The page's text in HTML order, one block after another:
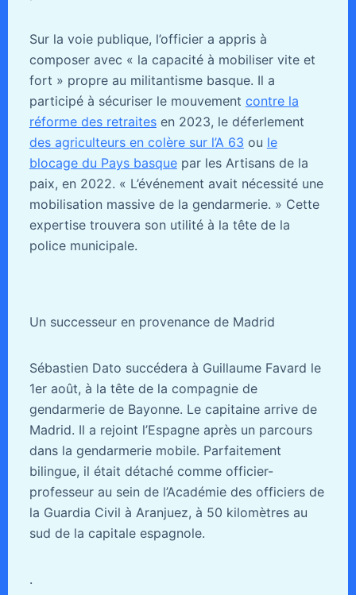
Sur la voie publique, l’officier a appris à
composer avec « la capacité à mobiliser vite et
fort » propre au militantisme basque. Il a
participé à sécuriser le mouvement contre la
réforme des retraitesen 2023, le déferlement
des agriculteurs en colère sur l’A 63 ou le
blocage du Pays basquepar les Artisans de la
paix, en 2022. « L’événement avait nécessité une
mobilisation massive de la gendarmerie. » Cette
expertise trouvera son utilité à la tête de la
police municipale.
Un successeur en provenance de Madrid
Sébastien Dato succédera à Guillaume Favard le
1er août, à la tête de la compagnie de
gendarmerie de Bayonne. Le capitaine arrive de
Madrid. Il a rejoint l’Espagne après un parcours
dans la gendarmerie mobile. Parfaitement
bilingue, il était détaché comme officier-
professeur au sein de l’Académie des officiers de
la Guardia Civil à Aranjuez, à 50 kilomètres au
sud de la capitale espagnole.
.